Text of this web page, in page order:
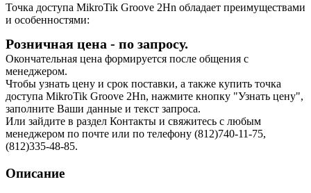
Точка доступа MikroTik Groove 2Hn обладает преимуществами
и особенностями:
Розничная цена - по запросу.
Окончательная цена формируется после общения с
менеджером.
Чтобы узнать цену и срок поставки, а также купить точка
доступа MikroTik Groove 2Hn, нажмите кнопку "Узнать цену",
заполните Ваши данные и текст запроса.
Или зайдите в раздел Контакты и свяжитесь с любым
менеджером по почте или по телефону (812)740-11-75,
(812)335-48-85.
Описание